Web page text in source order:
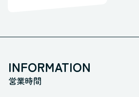
INFORMATION
営業時間